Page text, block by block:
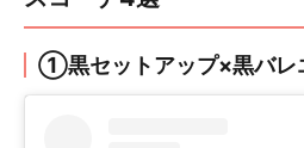
①黒セットアップ×黒バレ